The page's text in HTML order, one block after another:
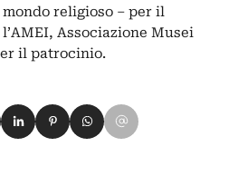
religioso – per il
Associazione Musei
il patrocinio.
Facebook
su X
Condividi su LinkedIn
Condividi su Pinterest
Condividi su WhatsApp
Condividi su Email